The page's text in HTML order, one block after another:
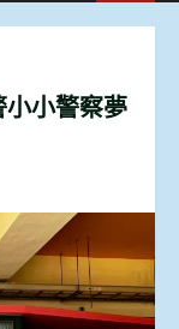
小警察夢